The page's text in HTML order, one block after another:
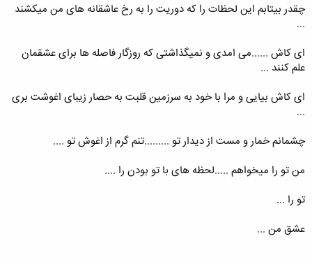
چقدر بیتابم این لحظات را که دوریت را به رخ عاشقانه های من میکشند
...
ای کاش ......می امدی و نمیگذاشتی که روزگار فاصله ها برای عشقمان
علم کنند ...
ای کاش بیایی و مرا با خود به سرزمین قلبت به حصار زیبای اغوشت بری
...
چشمانم خمار و مست از دیدار تو .........تنم گرم از اغوش تو ....
من تو را میخواهم .....لحظه های با تو بودن را ....
تو را ...
عشق من ...